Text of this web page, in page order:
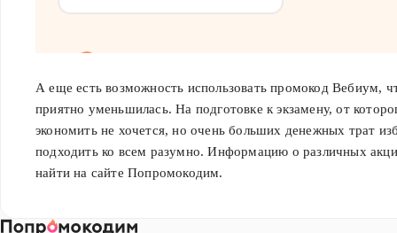
А еще есть возможность использовать промокод Вебиум,
приятно уменьшилась. На подготовке к экзамену, от
экономить не хочется, но очень больших денежных трат
подходить ко всем разумно. Информацию о различных
найти на сайте Попромокодим.